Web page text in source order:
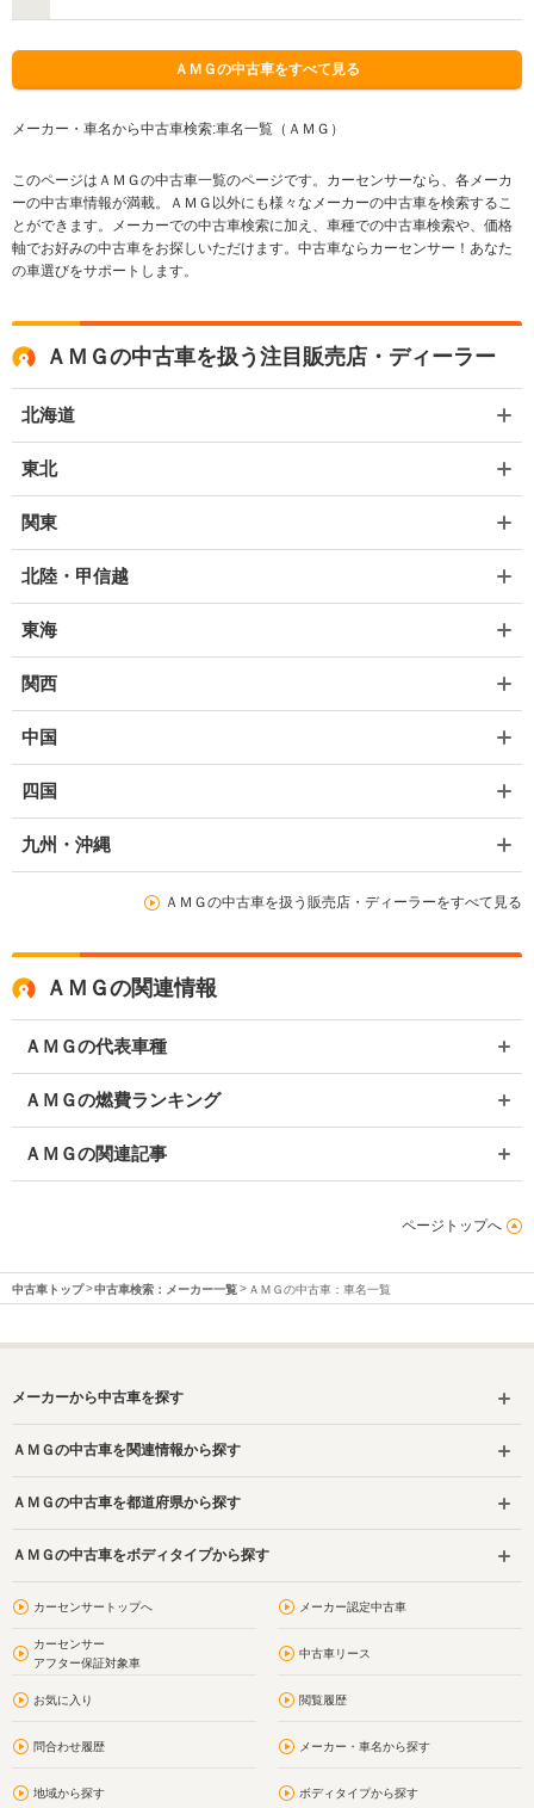
ＡＭＧの中古車をすべて見る
メーカー・車名から中古車検索:車名一覧（ＡＭＧ）
このページはＡＭＧの中古車一覧のページです。カーセンサーなら、各メーカ
ーの中古車情報が満載。ＡＭＧ以外にも様々なメーカーの中古車を検索するこ
とができます。メーカーでの中古車検索に加え、車種での中古車検索や、価格
軸でお好みの中古車をお探しいただけます。中古車ならカーセンサー！あなた
の車選びをサポートします。
ＡＭＧの中古車を扱う注目販売店・ディーラー
北海道
東北
関東
北陸・甲信越
東海
関西
中国
四国
九州・沖縄
ＡＭＧの中古車を扱う販売店・ディーラーをすべて見る
ＡＭＧの関連情報
ＡＭＧの代表車種
ＡＭＧの燃費ランキング
ＡＭＧの関連記事
ページトップへ
中古車トップ 中古車検索：メーカー一覧 ＡＭＧの中古車：車名一覧
メーカーから中古車を探す
ＡＭＧの中古車を関連情報から探す
ＡＭＧの中古車を都道府県から探す
ＡＭＧの中古車をボディタイプから探す
カーセンサートップへ メーカー認定中古車
カーセンサー
アフター保証対象車
中古車リース
お気に入り 閲覧履歴
問合わせ履歴 メーカー・車名から探す
地域から探す ボディタイプから探す